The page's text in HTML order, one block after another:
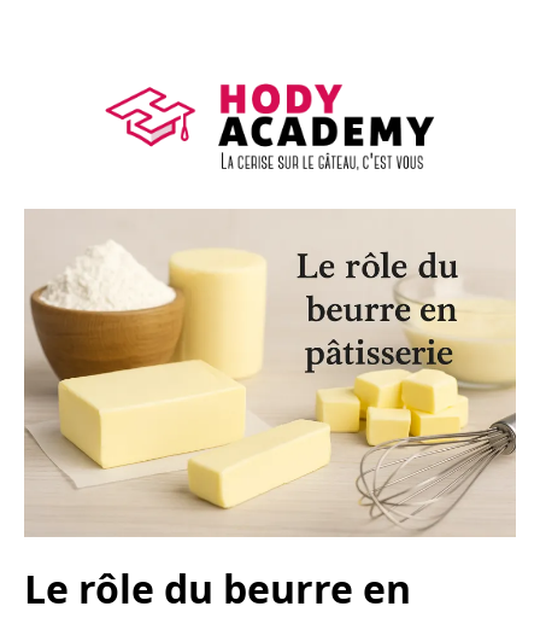
Le rôle du beurre en